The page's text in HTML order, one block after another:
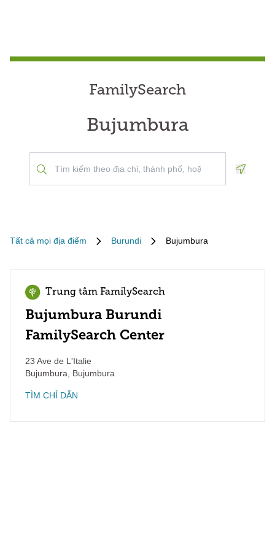
FamilySearch
Bujumbura
Tất cả mọi địa điểm Burundi Bujumbura
Trung tâm FamilySearch
Bujumbura Burundi
FamilySearch Center
23 Ave de L'Italie
Bujumbura
Bujumbura
TÌM CHỈ DẪN